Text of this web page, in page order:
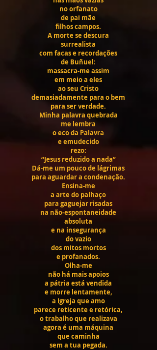
no orfanato
de pai mãe
filhos campos.
A morte se descura
surrealista
com facas e recordações
de Buñuel:
massacra-me assim
em meio a eles
ao seu Cristo
demasiadamente para o bem
para ser verdade.
Minha palavra quebrada
me lembra
o eco da Palavra
e emudecido
rezo:
“Jesus reduzido a nada”
Dá-me um pouco de lágrimas
para aguardar a condenação.
Ensina-me
a arte do palhaço
para gaguejar risadas
na não-espontaneidade
absoluta
e na insegurança
do vazio
dos mitos mortos
e profanados.
Olha-me
não há mais apoios
a pátria está vendida
e morre lentamente,
a Igreja que amo
parece reticente e retórica,
o trabalho que realizava
agora é uma máquina
que caminha
sem a tua pegada.